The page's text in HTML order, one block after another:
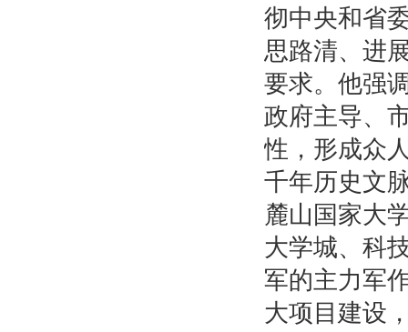
彻中央和省
思路清、进
要求。他强
政府主导、
性，形成众
千年历史文
麓山国家大
大学城、科
军的主力军
大项目建设